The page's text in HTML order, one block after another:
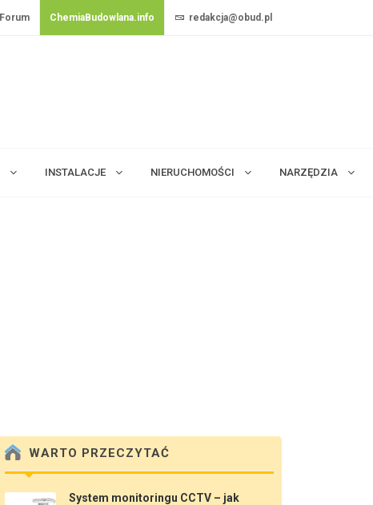
Forum ChemiaBudowlana.info redakcja@obud.pl
INSTALACJE NIERUCHOMOŚCI NARZĘDZIA
WARTO PRZECZYTAĆ
System monitoringu CCTV – jak